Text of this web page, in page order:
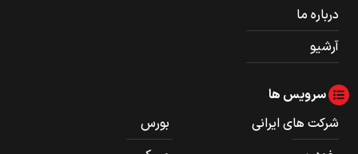
درباره ما
آرشیو
سرویس ها
شرکت های ایرانی
بورس